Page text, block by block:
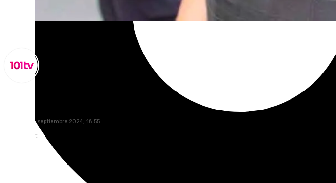
miércoles, 4 septiembre 2024, 18:55
Compartir: